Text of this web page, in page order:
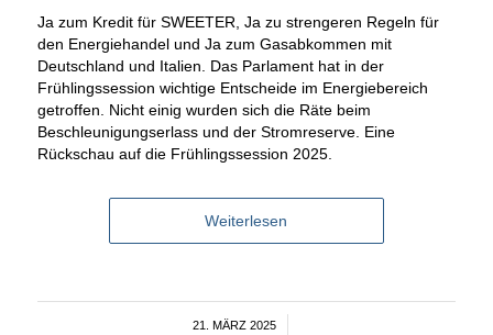
Ja zum Kredit für SWEETER, Ja zu strengeren Regeln für
den Energiehandel und Ja zum Gasabkommen mit
Deutschland und Italien. Das Parlament hat in der
Frühlingssession wichtige Entscheide im Energiebereich
getroffen. Nicht einig wurden sich die Räte beim
Beschleunigungserlass und der Stromreserve. Eine
Rückschau auf die Frühlingssession 2025.
Weiterlesen
21. MÄRZ 2025
/